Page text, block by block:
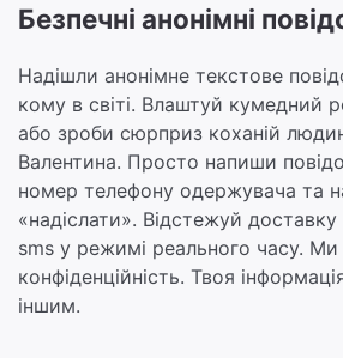
Безпечні анонімні
Надішли анонімне текстове
кому в світі. Влаштуй кумедний
або зроби сюрприз коханій
Валентина. Просто напиши
номер телефону одержувача та
«надіслати». Відстежуй
sms у режимі реального часу.
конфіденційність. Твоя
іншим.